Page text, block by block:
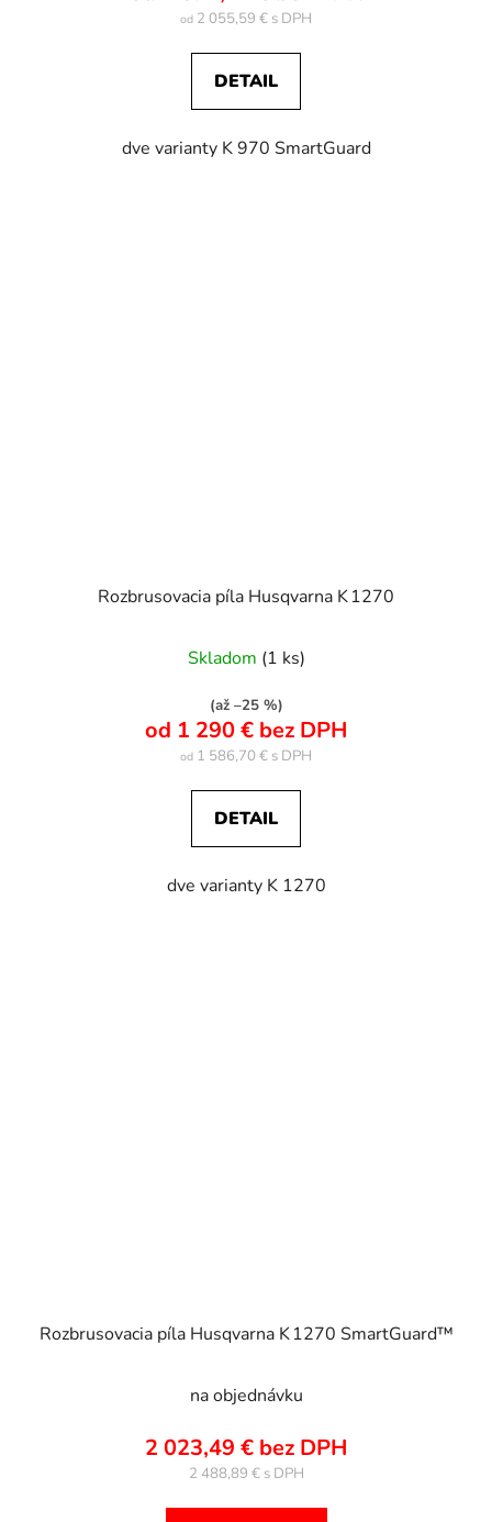
od 2 055,59 €
DETAIL
dve varianty K 970 SmartGuard
Rozbrusovacia píla Husqvarna K 1270
Skladom (1 ks)
od 1 290 € bez DPH
od 1 586,70 €
(až –25 %)
DETAIL
dve varianty K 1270
Rozbrusovacia píla Husqvarna K 1270 SmartGuard™
na objednávku
2 023,49 € bez DPH
2 488,89 €